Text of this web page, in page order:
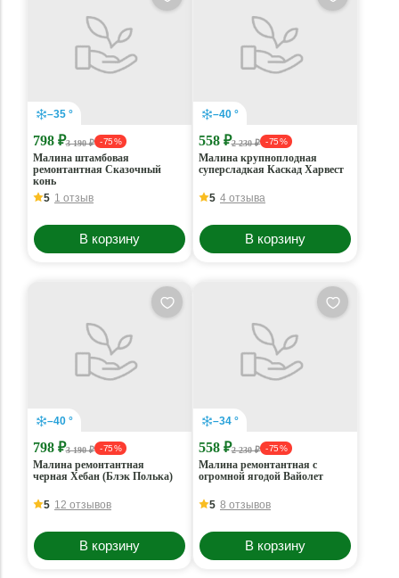
–35 °
798 ₽3 190 ₽ - 75 %
Малина штамбовая
ремонтантная Сказочный
конь
5 1 отзыв
В корзину
–40 °
558 ₽2 230 ₽ - 75 %
Малина крупноплодная
суперсладкая Каскад Харвест
5 4 отзыва
В корзину
–40 °
798 ₽3 190 ₽ - 75 %
Малина ремонтантная
черная Хебан (Блэк Полька)
5 12 отзывов
В корзину
–34 °
558 ₽2 230 ₽ - 75 %
Малина ремонтантная с
огромной ягодой Вайолет
5 8 отзывов
В корзину